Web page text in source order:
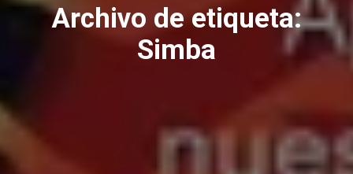
Archivo de etiqueta:
Simba